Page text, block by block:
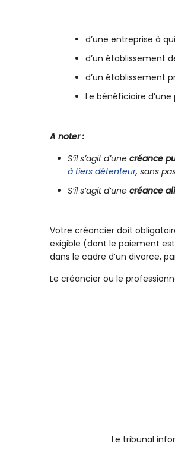
d’une entreprise à
d’un établissement
d’un établissement
Le bénéficiaire
A noter :
S’il s’agit d’une créance
à tiers détenteur, sans
S’il s’agit d’une créance
Votre créancier doit
exigible (dont le paiement
dans le cadre d’un divorce,
Le créancier ou le
Le tribunal